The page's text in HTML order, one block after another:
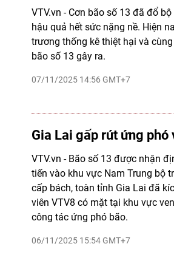
07/11/2025 14:56 GMT+7
VTV.vn - Cơn bão số 13 đã đổ
hậu quả hết sức nặng nề. Hiện
trương thống kê thiệt hại và
bão số 13 gây ra.
Gia Lai gấp rút ứng phó
06/11/2025 15:54 GMT+7
VTV.vn - Bão số 13 được nhận
tiến vào khu vực Nam Trung bộ
cấp bách, toàn tỉnh Gia Lai đã
viên VTV8 có mặt tại khu vực
công tác ứng phó bão.